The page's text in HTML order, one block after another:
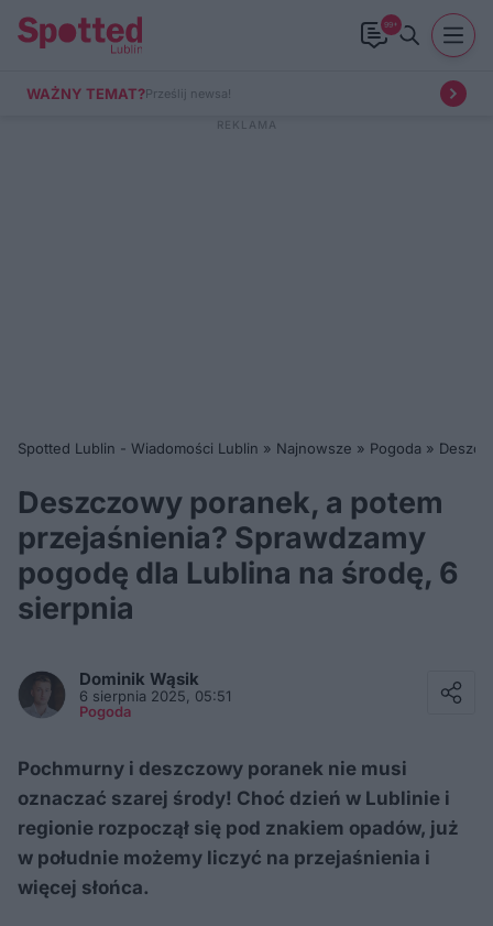
99+
WAŻNY TEMAT?Prześlij newsa!
Spotted Lublin - Wiadomości Lublin » Najnowsze » Pogoda »
Deszczowy poranek, a potem
przejaśnienia? Sprawdzamy
pogodę dla Lublina na środę, 6
sierpnia
Dominik Wąsik
6 sierpnia 2025, 05:51
Pogoda
Pochmurny i deszczowy poranek nie musi
oznaczać szarej środy! Choć dzień w Lublinie i
regionie rozpoczął się pod znakiem opadów, już
w południe możemy liczyć na przejaśnienia i
więcej słońca.